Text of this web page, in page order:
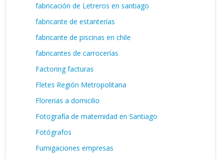
fabricación de Letreros en santiago
fabricante de estanterías
fabricante de piscinas en chile
fabricantes de carrocerías
Factoring facturas
Fletes Región Metropolitana
Florerias a domicilio
Fotografía de maternidad en Santiago
Fotógrafos
Fumigaciones empresas